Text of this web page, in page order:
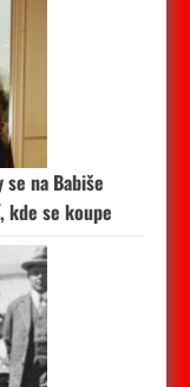
na Babiše
kde se koupe